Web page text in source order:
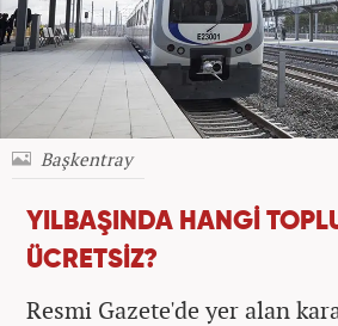
Başkentray
YILBAŞINDA HANGİ
ÜCRETSİZ?
Resmi Gazete'de yer alan